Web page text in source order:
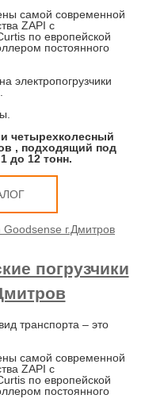
самой современной
ZAPI с
по европейской
постоянного
электропогрузчики
четырехколесный
, подходящий под
до 12 тонн.
погрузчики
транспорта – это
самой современной
ZAPI с
по европейской
постоянного